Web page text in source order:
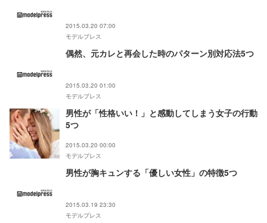
2015.03.20 07:00
モデルプレス
偶然、元カレと再会した時のパターン別対応法5つ
2015.03.20 01:00
モデルプレス
男性が「性格いい！」と感動してしまう女子の行動
5つ
2015.03.20 00:00
モデルプレス
男性が胸キュンする「優しい女性」の特徴5つ
2015.03.19 23:30
モデルプレス